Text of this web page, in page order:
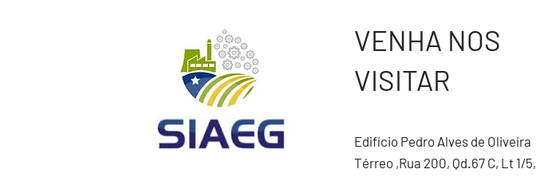
VENHA NOS
VISITAR
Edifício Pedro Alves de Oliveira
Térreo ,Rua 200, Qd.67 C, Lt 1/5,